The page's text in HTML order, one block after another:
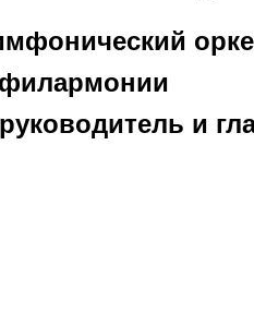
филармонии
и